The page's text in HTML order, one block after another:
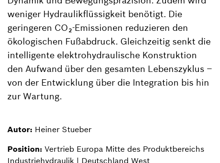
weniger Hydraulikflüssigkeit benötigt. Die
geringeren CO₂-Emissionen reduzieren den
ökologischen Fußabdruck. Gleichzeitig senkt die
intelligente elektrohydraulische Konstruktion
den Aufwand über den gesamten Lebenszyklus –
von der Entwicklung über die Integration bis hin
zur Wartung.
Autor: Heiner Stueber
Position: Vertrieb Europa Mitte des Produktbereichs
Industriehydraulik | Deutschland West